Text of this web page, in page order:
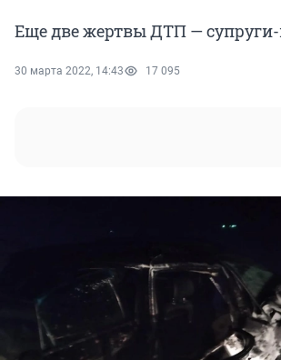
Еще две жертвы ДТП —
30 марта 2022, 14:43 17 095